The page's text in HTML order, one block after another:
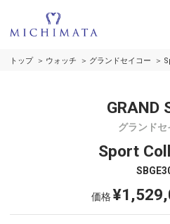
トップ ウォッチ グランドセイコー
GRAND
グランドセ
Sport
価格